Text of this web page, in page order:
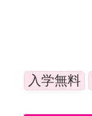
入学無料